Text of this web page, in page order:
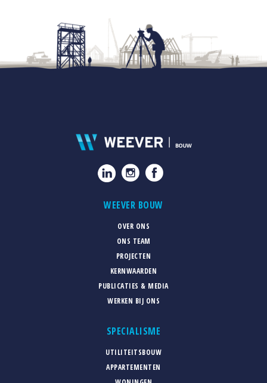
WEEVER BOUW
OVER ONS
ONS TEAM
PROJECTEN
KERNWAARDEN
PUBLICATIES & MEDIA
WERKEN BIJ ONS
SPECIALISME
UTILITEITSBOUW
APPARTEMENTEN